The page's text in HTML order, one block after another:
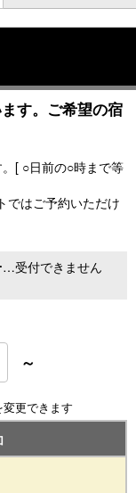
す。ご希望の宿
[ ○日前の○時まで等
ではご予約いただけ
…受付できません
～
更できます